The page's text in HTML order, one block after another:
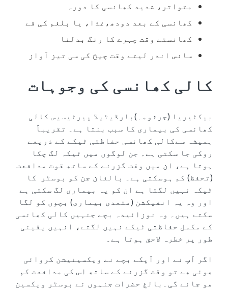
متواتر، شدید کھانسی کا دورہ
کھانسی کے بعد دودھ،غذا، یا بلغم کی قے
کھانستے وقت چہرے کا رنگ بدلنا
سانس اندر لیتے وقت چیخ کی سی تیز آواز
کالی کھانسی کی وجوہات
بیکٹیریا (جرثومہ)بارڈیٹیلا پیرٹیسیس کالی
کھانسی کی بیماری کا سبب بنتا ہے۔ تقریباً
ہمیشہ سےکالی کھانسی حفاظتی ٹیکے کے ذریعے
روکی جا سکتی ہے۔ جن لوگوں میں ٹیکہ لگ چکا
ہوتا ہے، ان میں وقت گزرنے کے ساتھ قوت مدافعت
(تحفظ) کم ہوسکتی ہے۔ بالغان جن کو بوسٹر کا
ٹیکہ نہیں لگتا ہے ان کو یہ بیماری لگ سکتی ہے
اور وہ یہ انفیکشن (متعدی بیماری) بچوں کو لگا
سکتے ہیں۔ وہ نوزائیدہ بچے جنہیں کالی کھانسی
کے مکمل حفاظتی ٹیکے نہیں لگتے، انہیں یقینی
طور پر خطرہ لاحق ہوتا ہے۔
اگر آپ نے اور آپکے بچے نے ویکسینیشن کروائی
ھوئی ھے تو وقت گزرنے کے ساتھ اس کی مدافعت کم
ھو جائے گی۔بالغ حضرات جنہوں نے بوسٹر ویکسین